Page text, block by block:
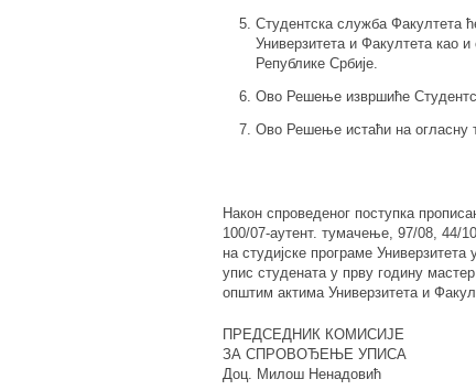
Студентска служба Факултета
Универзитета и Факултета као
Републике Србије.
Ово Решење извршиће
Ово Решење истаћи на огласну
Након спроведеног поступка
100/07-аутент. тумачење, 97/08, 44/
на студијске програме
упис студената у прву годину
општим актима Универзитета и
ПРЕДСЕДНИК КОМИСИЈЕ
ЗА СПРОВОЂЕЊЕ УПИСА
Доц. Милош Ненадовић